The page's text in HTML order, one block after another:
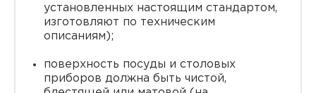
установленных настоящим стандартом,
изготовляют по техническим
описаниям);
поверхность посуды и столовых
приборов должна быть чистой,